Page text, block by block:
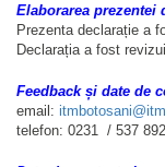
Elaborarea
Prezenta declarație a
Declarația a fost
Feedback și date de
email:
telefon: 0231 / 537